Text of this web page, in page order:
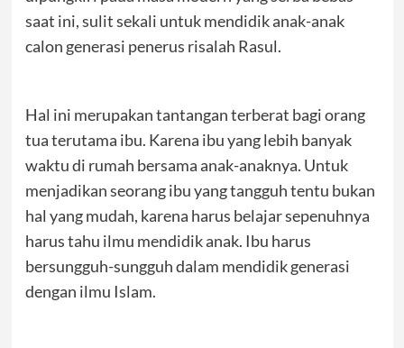
saat ini, sulit sekali untuk mendidik anak-anak
calon generasi penerus risalah Rasul.
Hal ini merupakan tantangan terberat bagi orang
tua terutama ibu. Karena ibu yang lebih banyak
waktu di rumah bersama anak-anaknya. Untuk
menjadikan seorang ibu yang tangguh tentu bukan
hal yang mudah, karena harus belajar sepenuhnya
harus tahu ilmu mendidik anak. Ibu harus
bersungguh-sungguh dalam mendidik generasi
dengan ilmu Islam.